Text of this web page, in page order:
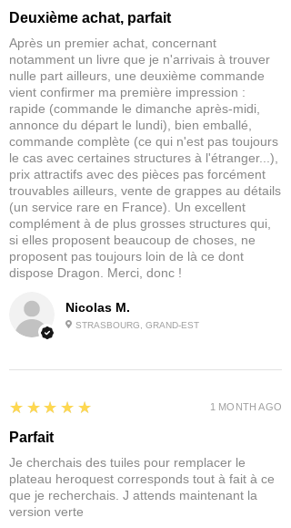
Taille des flocons 2-8 mm
Chaque boite contient environ 200ml
de flocage mousse
Nicolas M.
STRASBOURG, GRAND-EST
Deuxième achat, parfait
Après un premier achat, concernant
notamment un livre que je n'arrivais à trouver
nulle part ailleurs, une deuxième commande
vient confirmer ma première impression :
rapide (commande le dimanche après-midi,
annonce du départ le lundi), bien emballé,
commande complète (ce qui n'est pas toujours
le cas avec certaines structures à l'étranger...),
prix attractifs avec des pièces pas forcément
trouvables ailleurs, vente de grappes au détails
(un service rare en France). Un excellent
complément à de plus grosses structures qui,
si elles proposent beaucoup de choses, ne
proposent pas toujours loin de là ce dont
dispose Dragon. Merci, donc !
5
★★★★★
Parfait
Je cherchais des tuiles pour remplacer le
plateau heroquest corresponds tout à fait à ce
que je recherchais. J attends maintenant la
version verte
1 MONTH AGO